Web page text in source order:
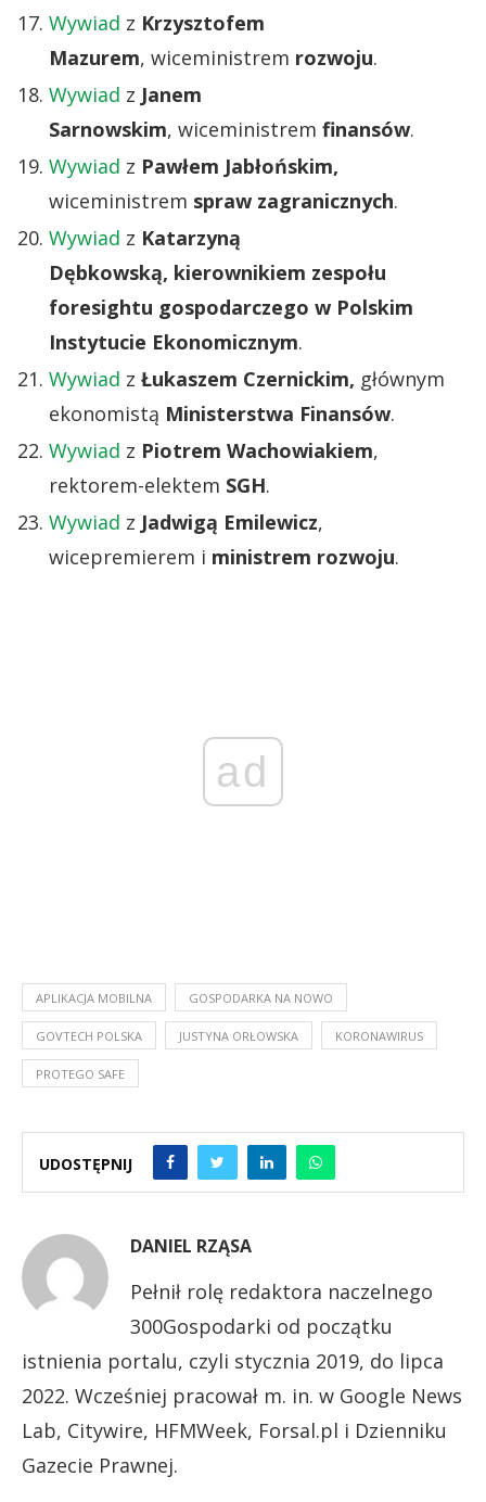
Wywiad z Krzysztofem
Mazurem, wiceministrem rozwoju.
Wywiad z Janem
Sarnowskim, wiceministrem finansów.
Wywiad z Pawłem Jabłońskim,
wiceministrem spraw zagranicznych.
Wywiad z Katarzyną
Dębkowską, kierownikiem zespołu
foresightu gospodarczego w Polskim
Instytucie Ekonomicznym.
Wywiad z Łukaszem Czernickim, głównym
ekonomistą Ministerstwa Finansów.
Wywiad z Piotrem Wachowiakiem,
rektorem-elektem SGH.
Wywiad z Jadwigą Emilewicz,
wicepremierem i ministrem rozwoju.
ad
APLIKACJA MOBILNA GOSPODARKA NA NOWO
GOVTECH POLSKA JUSTYNA ORŁOWSKA KORONAWIRUS
PROTEGO SAFE
UDOSTĘPNIJ
DANIEL RZĄSA
Pełnił rolę redaktora naczelnego
300Gospodarki od początku
istnienia portalu, czyli stycznia 2019, do lipca
2022. Wcześniej pracował m. in. w Google News
Lab, Citywire, HFMWeek, Forsal.pl i Dzienniku
Gazecie Prawnej.